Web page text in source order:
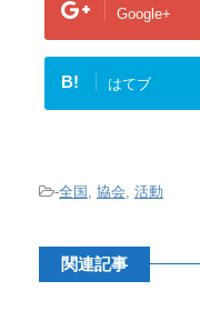
Google+
B! はてブ
-全国 , 協会, 活動
関連記事